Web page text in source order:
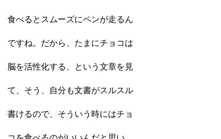
食べるとスムーズにペンが走るん
ですね。だから、たまにチョコは
脳を活性化する、という文章を見
て、そう、自分も文書がスルスル
書けるので、そういう時にはチョ